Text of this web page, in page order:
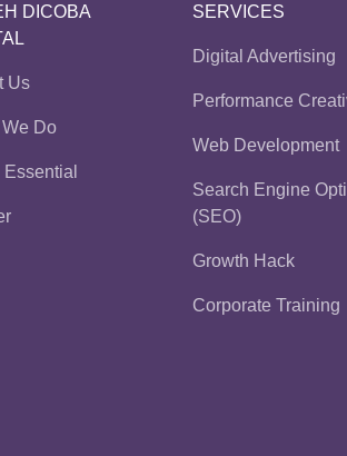
DICOBA
Us
Do
SERVICES
Digital Advertising
Performance
Web Development
Search Engine
(SEO)
Growth Hack
Corporate Training